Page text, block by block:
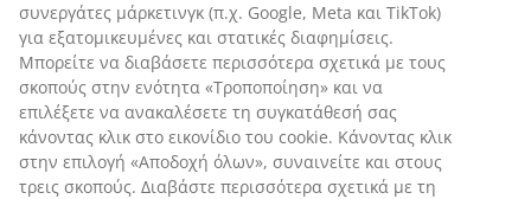
συνεργάτες μάρκετινγκ (π.χ. Google, Meta και TikTok)
για εξατομικευμένες και στατικές διαφημίσεις.
Μπορείτε να διαβάσετε περισσότερα σχετικά με τους
σκοπούς στην ενότητα «Τροποποίηση» και να
επιλέξετε να ανακαλέσετε τη συγκατάθεσή σας
κάνοντας κλικ στο εικονίδιο του cookie. Κάνοντας κλικ
στην επιλογή «Αποδοχή όλων», συναινείτε και στους
τρεις σκοπούς. Διαβάστε περισσότερα σχετικά με τη